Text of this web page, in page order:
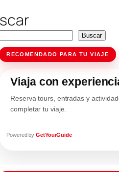
Buscar
RECOMENDADO PARA TU VIAJE
Viaja con
Reserva tours, entradas y
completar tu viaje.
Powered byGetYourGuide